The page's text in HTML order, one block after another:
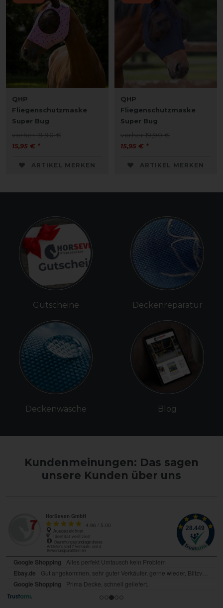
QHP
Fliegenschutzmaske
Super Bug
vorher 19,90 €
15,95 € *
ARTIKEL MERKEN
QHP
Fliegenschutzmaske
Super Bug
vorher 19,90 €
15,95 € *
ARTIKEL MERKEN
Gutscheine
Deckenwäsche
Deckenreparatur
Blog
Kundenmeinungen: Das sagen
unsere Kunden über uns